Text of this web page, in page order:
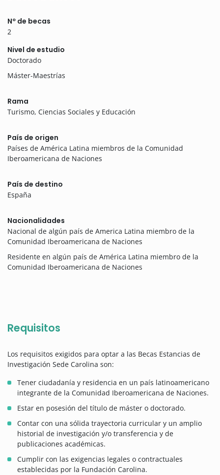
Nº de becas
2
Nivel de estudio
Doctorado
Máster-Maestrías
Rama
Turismo, Ciencias Sociales y Educación
País de origen
Países de América Latina miembros de la Comunidad
Iberoamericana de Naciones
País de destino
España
Nacionalidades
Nacional de algún país de America Latina miembro de la
Comunidad Iberoamericana de Naciones
Residente en algún país de América Latina miembro de la
Comunidad Iberoamericana de Naciones
Requisitos
Los requisitos exigidos para optar a las Becas Estancias de
Investigación Sede Carolina son:
Tener ciudadanía y residencia en un país latinoamericano
integrante de la Comunidad Iberoamericana de Naciones.
Estar en posesión del título de máster o doctorado.
Contar con una sólida trayectoria curricular y un amplio
historial de investigación y/o transferencia y de
publicaciones académicas.
Cumplir con las exigencias legales o contractuales
establecidas por la Fundación Carolina.